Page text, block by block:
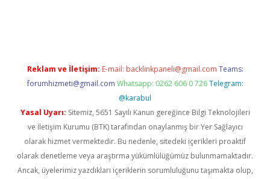
Reklam ve İletişim: E-mail: backlinkpaneli@gmail.com Teams:
forumhizmeti@gmail.com Whatsapp: 0262 606 0 726 Telegram:
@karabul
Yasal Uyarı: Sitemiz, 5651 Sayılı Kanun gereğince Bilgi Teknolojileri
ve İletişim Kurumu (BTK) tarafından onaylanmış bir Yer Sağlayıcı
olarak hizmet vermektedir. Bu nedenle, sitedeki içerikleri proaktif
olarak denetleme veya araştırma yükümlülüğümüz bulunmamaktadır.
Ancak, üyelerimiz yazdıkları içeriklerin sorumluluğunu taşımakta olup,